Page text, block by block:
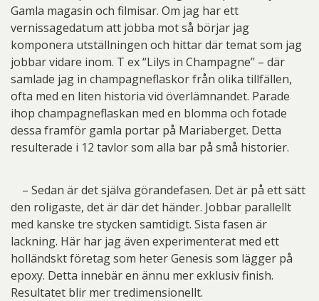
Gamla magasin och filmisar. Om jag har ett
vernissagedatum att jobba mot så börjar jag
komponera utställningen och hittar där temat som jag
jobbar vidare inom. T ex “Lilys in Champagne” – där
samlade jag in champagneflaskor från olika tillfällen,
ofta med en liten historia vid överlämnandet. Parade
ihop champagneflaskan med en blomma och fotade
dessa framför gamla portar på Mariaberget. Detta
resulterade i 12 tavlor som alla bar på små historier.
– Sedan är det själva görandefasen. Det är på ett sätt
den roligaste, det är där det händer. Jobbar parallellt
med kanske tre stycken samtidigt. Sista fasen är
lackning. Här har jag även experimenterat med ett
holländskt företag som heter Genesis som lägger på
epoxy. Detta innebär en ännu mer exklusiv finish.
Resultatet blir mer tredimensionellt.